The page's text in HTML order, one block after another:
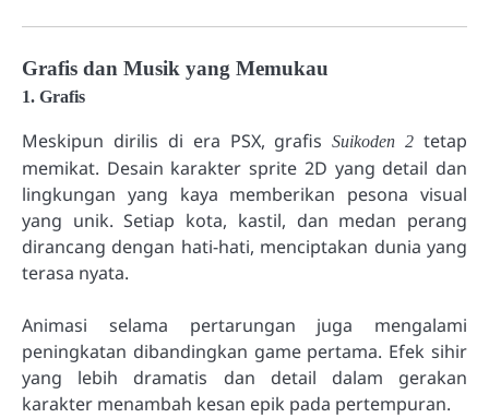
Grafis dan Musik yang Memukau
1. Grafis
Meskipun dirilis di era PSX, grafisSuikoden 2 tetap
memikat. Desain karakter sprite 2D yang detail dan
lingkungan yang kaya memberikan pesona visual
yang unik. Setiap kota, kastil, dan medan perang
dirancang dengan hati-hati, menciptakan dunia yang
terasa nyata.
Animasi selama pertarungan juga mengalami
peningkatan dibandingkan game pertama. Efek sihir
yang lebih dramatis dan detail dalam gerakan
karakter menambah kesan epik pada pertempuran.